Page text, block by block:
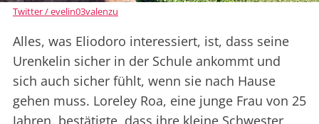
Twitter / evelin03valenzu
Alles, was Eliodoro interessiert, ist, dass seine
Urenkelin sicher in der Schule ankommt und
sich auch sicher fühlt, wenn sie nach Hause
gehen muss. Loreley Roa, eine junge Frau von 25
Jahren, bestätigte, dass ihre kleine Schwester